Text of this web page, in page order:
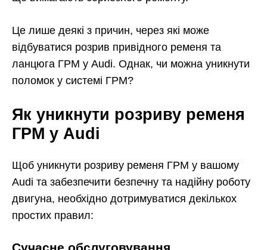
Це лише деякі з причин, через які може
відбуватися розрив привідного ременя та
ланцюга ГРМ у Audi. Однак, чи можна уникнути
поломок у системі ГРМ?
Як уникнути розриву ременя
ГРМ у Audi
Щоб уникнути розриву ременя ГРМ у вашому
Audi та забезпечити безпечну та надійну роботу
двигуна, необхідно дотримуватися декількох
простих правил:
Сучасне обслуговування